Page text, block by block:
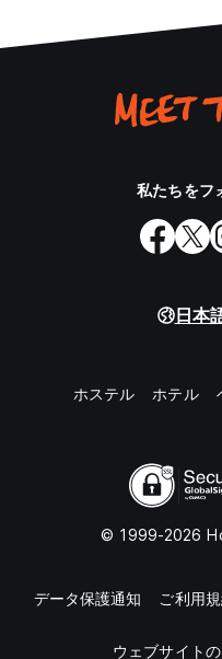
私たちをフ
日本
ホステル ホテル
© 1999-2026
データ保護通知 ご利用
ウェブサイト